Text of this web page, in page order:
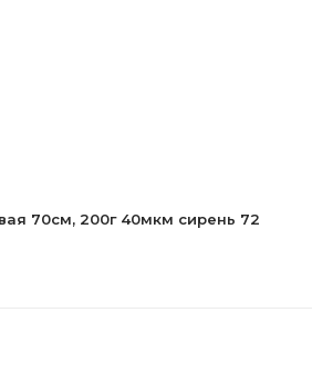
70см, 200г 40мкм сирень 72